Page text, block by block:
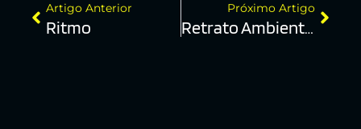
Artigo Anterior
Ritmo
Próximo Artigo
Retrato Ambiental